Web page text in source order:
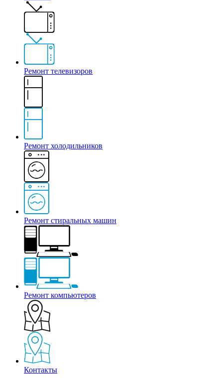
Ремонт телевизоров
Ремонт холодильников
Ремонт стиральных машин
Ремонт компьютеров
Контакты